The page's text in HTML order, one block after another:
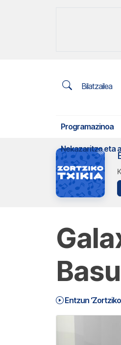
Bilatzailea
Programazinoa
Nekazaritza eta
Entzun